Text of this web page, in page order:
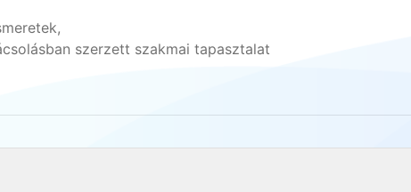
szerzett szakmai tapasztalat